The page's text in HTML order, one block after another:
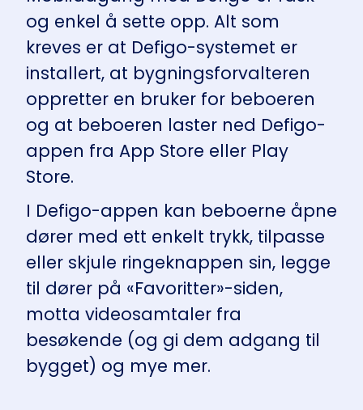
og enkel å sette opp. Alt som
kreves er at Defigo-systemet er
installert, at bygningsforvalteren
oppretter en bruker for beboeren
og at beboeren laster ned Defigo-
appen fra App Store eller Play
Store.
I Defigo-appen kan beboerne åpne
dører med ett enkelt trykk, tilpasse
eller skjule ringeknappen sin, legge
til dører på «Favoritter»-siden,
motta videosamtaler fra
besøkende (og gi dem adgang til
bygget) og mye mer.